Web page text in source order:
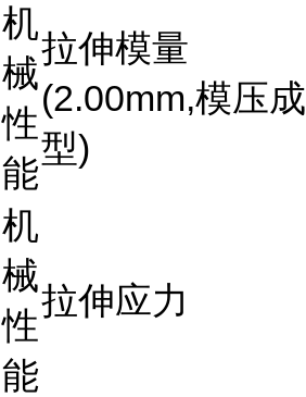
机
械
性
能
拉伸模量
(2.00mm,模压成
型)
机
械
性
能
拉伸应力